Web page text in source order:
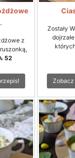
z
52
Zostały
Zobacz